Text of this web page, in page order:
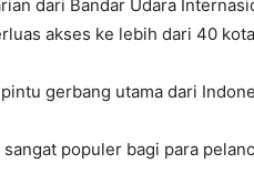
dari Bandar Udara
akses ke lebih dari 40
gerbang utama dari
populer bagi para